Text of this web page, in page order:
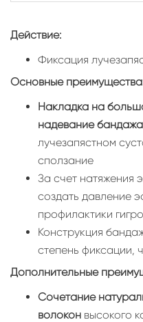
Действие:
Фиксация
Основные
Накладка на
надевание бандажа
лучезапястном
сползание
За счет натяжения
создать давление
профилактики
Конструкция
степень фиксации,
Дополнительные
Сочетание
волокон высокого